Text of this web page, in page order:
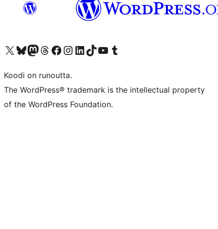
Visit our X (formerly Twitter) account
Visit our Bluesky account
Visit our Mastodon account
Visit our Threads account
Visit our Facebook page
Visit our Instagram account
Visit our LinkedIn account
Visit our TikTok account
Näytä YouTube-kanava
Visit our Tumblr account
Koodi on runoutta.
The WordPress® trademark is the intellectual property
of the WordPress Foundation.